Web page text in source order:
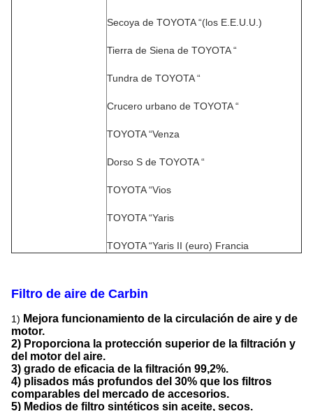
Secoya de TOYOTA “(los E.E.U.U.)
Tierra de Siena de TOYOTA “
Tundra de TOYOTA “
Crucero urbano de TOYOTA “
TOYOTA “Venza
Dorso S de TOYOTA “
TOYOTA “Vios
TOYOTA “Yaris
TOYOTA “Yaris II (euro) Francia
Filtro de aire de Carbin
1) Mejora funcionamiento de la circulación de aire y de
motor.
2) Proporciona la protección superior de la filtración y
del motor del aire.
3) grado de eficacia de la filtración 99,2%.
4) plisados más profundos del 30% que los filtros
comparables del mercado de accesorios.
5) Medios de filtro sintéticos sin aceite, secos.